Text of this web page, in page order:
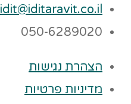
idit@iditaravit.co.il
050-6289020
הצהרת נגישות
מדיניות פרטיות